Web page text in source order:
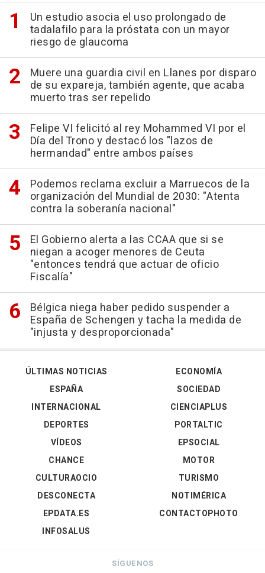
Un estudio asocia el uso prolongado de
tadalafilo para la próstata con un mayor
riesgo de glaucoma
Muere una guardia civil en Llanes por disparo
de su expareja, también agente, que acaba
muerto tras ser repelido
Felipe VI felicitó al rey Mohammed VI por el
Día del Trono y destacó los "lazos de
hermandad" entre ambos países
Podemos reclama excluir a Marruecos de la
organización del Mundial de 2030: "Atenta
contra la soberanía nacional"
El Gobierno alerta a las CCAA que si se
niegan a acoger menores de Ceuta
"entonces tendrá que actuar de oficio
Fiscalía"
Bélgica niega haber pedido suspender a
España de Schengen y tacha la medida de
"injusta y desproporcionada"
ÚLTIMAS NOTICIAS
ESPAÑA
INTERNACIONAL
DEPORTES
VÍDEOS
ECONOMÍA
SOCIEDAD
CIENCIAPLUS
PORTALTIC
EPSOCIAL
CHANCE
CULTURAOCIO
DESCONECTA
EPDATA.ES
INFOSALUS
MOTOR
TURISMO
NOTIMÉRICA
CONTACTOPHOTO
SÍGUENOS